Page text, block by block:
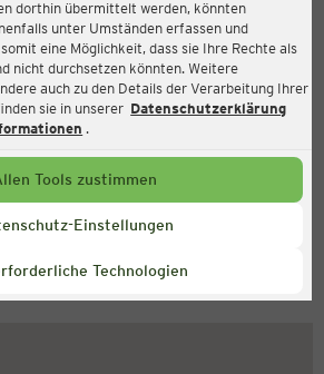
dorthin übermittelt werden, könnten
unter Umständen erfassen und
eine Möglichkeit, dass sie Ihre Rechte als
nicht durchsetzen könnten. Weitere
auch zu den Details der Verarbeitung Ihrer
sie in unserer Datenschutzerklärung
.
Tools zustimmen
Einstellungen
Technologien
family
44649 Herne
502